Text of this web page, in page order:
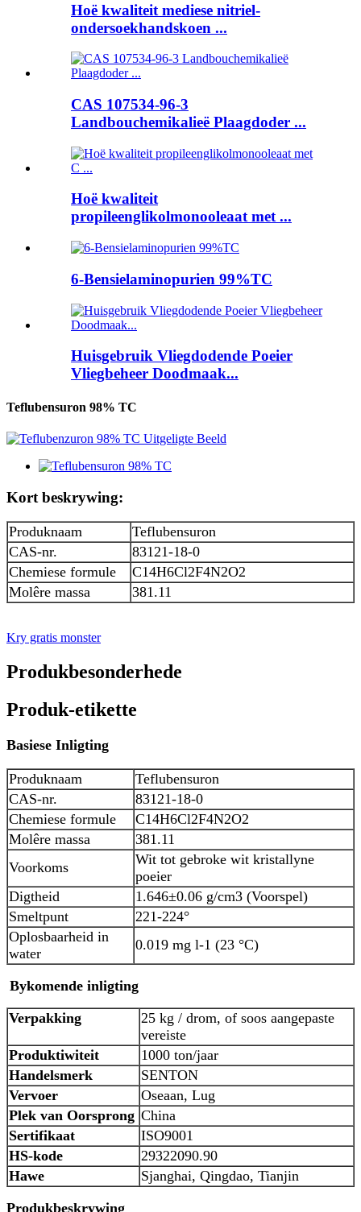
Hoë kwaliteit mediese nitriel-
ondersoekhandskoen ...
CAS 107534-96-3
Landbouchemikalieë Plaagdoder ...
Hoë kwaliteit
propileenglikolmonooleaat met ...
6-Bensielaminopurien 99%TC
Huisgebruik Vliegdodende Poeier
Vliegbeheer Doodmaak...
Teflubensuron 98% TC
Kort beskrywing:
Produknaam
Teflubensuron
CAS-nr.
83121-18-0
Chemiese formule
C14H6Cl2F4N2O2
Molêre massa
381.11
Kry gratis monster
Produkbesonderhede
Produk-etikette
Basiese Inligting
Produknaam
Teflubensuron
CAS-nr.
83121-18-0
Chemiese formule
C14H6Cl2F4N2O2
Molêre massa
381.11
Voorkoms
Wit tot gebroke wit kristallyne
poeier
Digtheid
1.646±0.06 g/cm3 (Voorspel)
Smeltpunt
221-224°
Oplosbaarheid in
water
0.019 mg l-1 (23 °C)
Bykomende inligting
Verpakking
25 kg / drom, of soos aangepaste
vereiste
Produktiwiteit
1000 ton/jaar
Handelsmerk
SENTON
Vervoer
Oseaan, Lug
Plek van Oorsprong China
Sertifikaat
ISO9001
HS-kode
29322090.90
Hawe
Sjanghai, Qingdao, Tianjin
Produkbeskrywing